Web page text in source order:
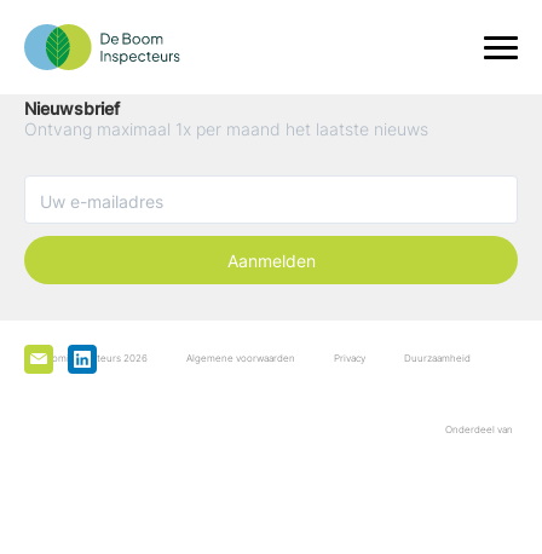
Nieuwsbrief
Ontvang maximaal 1x per maand het laatste nieuws
Aanmelden
De Boominspecteurs 2026 Algemene voorwaarden Privacy Duurzaamheid
Onderdeel van